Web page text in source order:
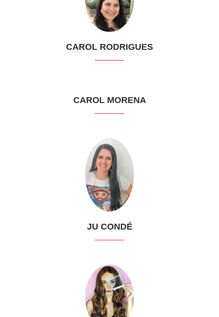
CAROL RODRIGUES
CAROL MORENA
JU CONDÉ